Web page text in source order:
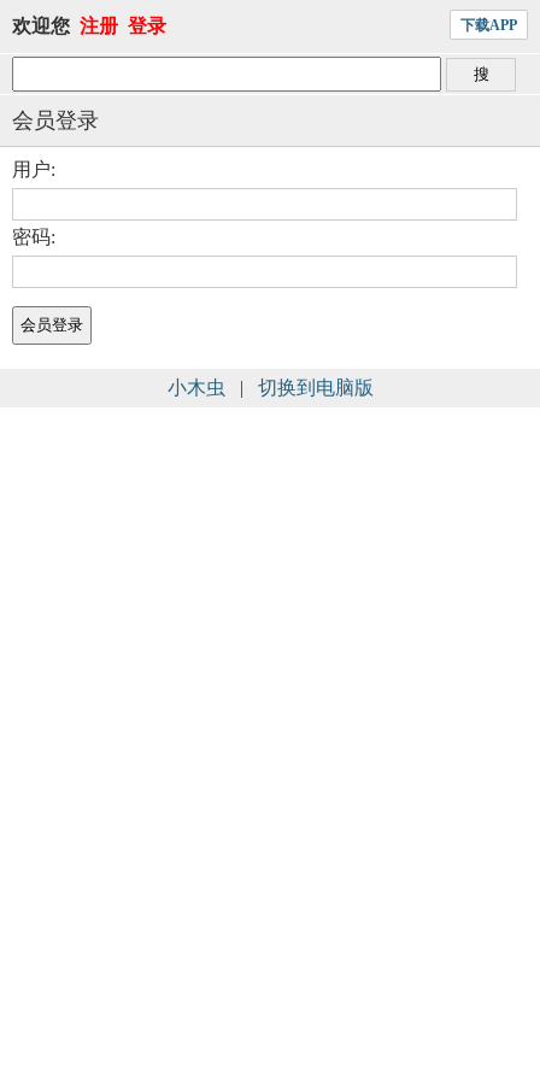
欢迎您 注册 登录 下载APP
会员登录
用户:
密码:
小木虫 | 切换到电脑版